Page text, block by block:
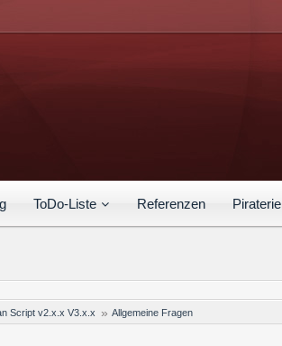
ToDo-Liste Referenzen Piraterie
Script v2.x.x V3.x.x Allgemeine Fragen